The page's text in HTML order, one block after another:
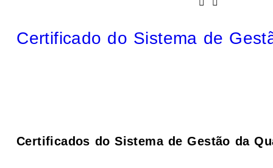
Certificado do Sistema de
Certificados do Sistema de Gestão da